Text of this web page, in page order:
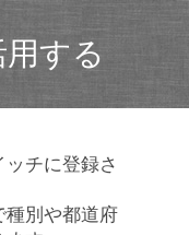
する
チに登録さ
種別や都道府